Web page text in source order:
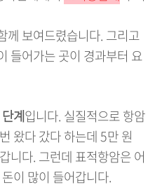
께 보여드렸습니다. 그리고
들어가는 곳이 경과부터 요
계입니다. 실질적으로 항암
왔다 갔다 하는데 5만 원
니다. 그런데 표적항암은 어
이 많이 들어갑니다.